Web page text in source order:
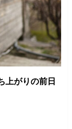
上がりの前日